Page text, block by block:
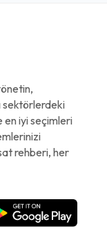
sektörlerdeki
iyi seçimleri
rehberi, her